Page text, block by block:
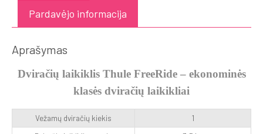
Pardavėjo informacija
Aprašymas
Dviračių laikiklis Thule FreeRide – ekonominės
klasės dviračių laikikliai
Vežamų dviračių kiekis
1